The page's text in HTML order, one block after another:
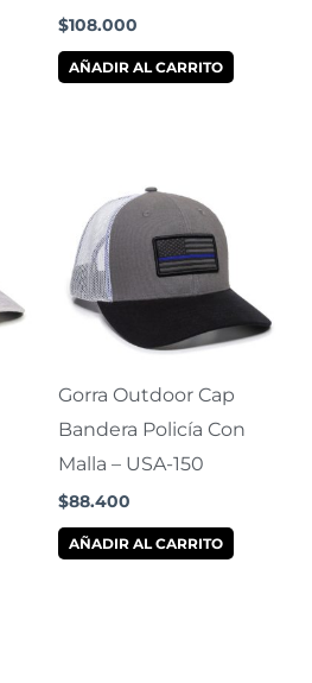
$108.000
AÑADIR AL CARRITO
Gorra Outdoor Cap
Bandera Policía Con
Malla – USA-150
$88.400
AÑADIR AL CARRITO